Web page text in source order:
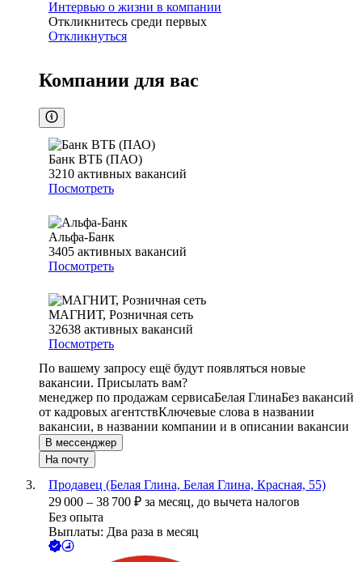
Интервью о жизни в компании
Откликнитесь среди первых
Откликнуться
Компании для вас
Банк ВТБ (ПАО)
3210 активных вакансий
Посмотреть
Альфа-Банк
3405 активных вакансий
Посмотреть
МАГНИТ, Розничная сеть
32638 активных вакансий
Посмотреть
По вашему запросу ещё будут появляться новые
вакансии. Присылать вам?
менеджер по продажам сервисаБелая ГлинаБез вакансий
от кадровых агентствКлючевые слова в названии
вакансии, в названии компании и в описании вакансии
В мессенджер
На почту
Продавец (Белая Глина, Белая Глина, Красная, 55)
29 000 – 38 700 ₽ за месяц, до вычета налогов
Без опыта
Выплаты: Два раза в месяц